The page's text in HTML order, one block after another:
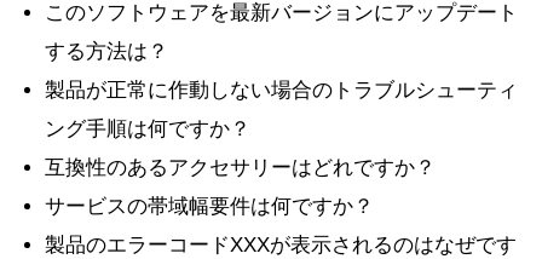
このソフトウェアを最新バージョンにアップデート
する方法は？
製品が正常に作動しない場合のトラブルシューティ
ング手順は何ですか？
互換性のあるアクセサリーはどれですか？
サービスの帯域幅要件は何ですか？
製品のエラーコードXXXが表示されるのはなぜです